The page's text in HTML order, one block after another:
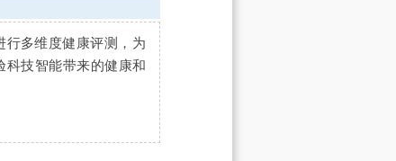
行多维度健康评测，为
科技智能带来的健康和